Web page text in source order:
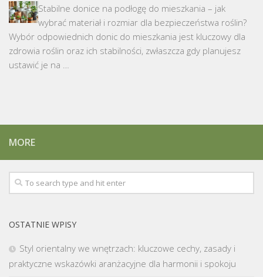
Stabilne donice na podłogę do mieszkania – jak
wybrać materiał i rozmiar dla bezpieczeństwa roślin?
Wybór odpowiednich donic do mieszkania jest kluczowy dla
zdrowia roślin oraz ich stabilności, zwłaszcza gdy planujesz
ustawić je na …
MORE
OSTATNIE WPISY
Styl orientalny we wnętrzach: kluczowe cechy, zasady i
praktyczne wskazówki aranżacyjne dla harmonii i spokoju